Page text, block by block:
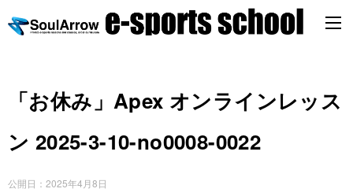
「お休み」Apex オンラインレッス
ン 2025-3-10-no0008-0022
公開日： 2025年4月8日